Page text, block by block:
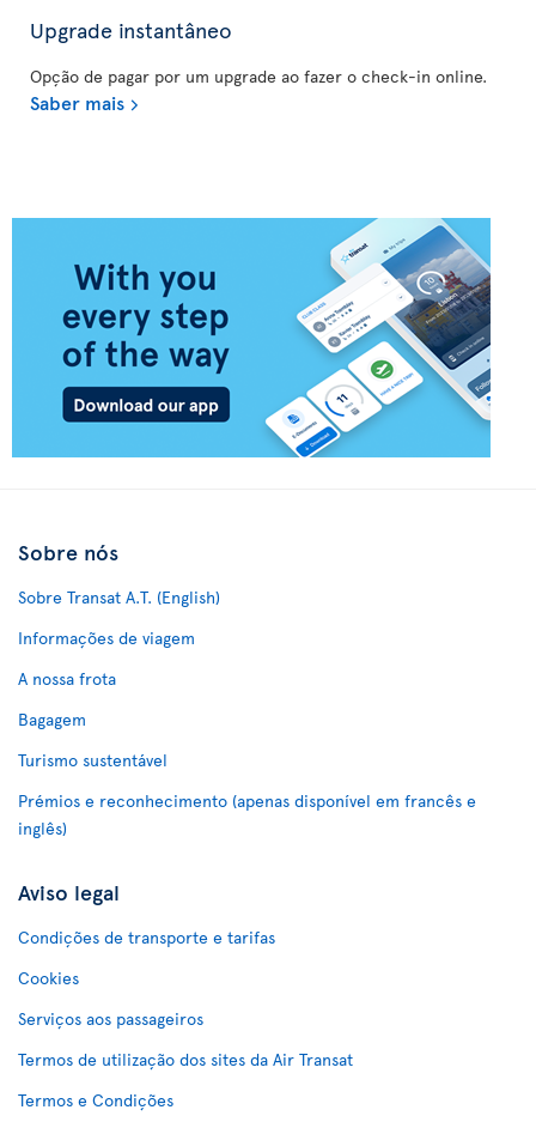
Upgrade instantâneo
Opção de pagar por um upgrade ao fazer o check-in online.
Saber mais
Sobre nós
Sobre Transat A.T. (English)
Informações de viagem
A nossa frota
Bagagem
Turismo sustentável
Prémios e reconhecimento (apenas disponível em francês e
inglês)
Aviso legal
Condições de transporte e tarifas
Cookies
Serviços aos passageiros
Termos de utilização dos sites da Air Transat
Termos e Condições